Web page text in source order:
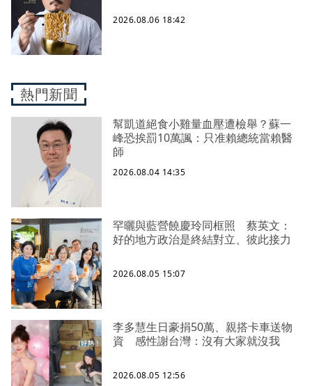
2026.08.06 18:42
熱門新聞
幫凱道絕食小雞量血壓遭檢舉？蘇一
峰恐挨罰10萬諷：只准賴總統當賴醫
師
2026.08.04 14:35
罕曬與藍營饒慶玲同框照 蔡英文：
好的地方政治是終結對立、彼此接力
2026.08.05 15:07
李多慧生日豪捐50萬、親搭卡車送物
資 感性謝台灣：沒有大家就沒我
2026.08.05 12:56